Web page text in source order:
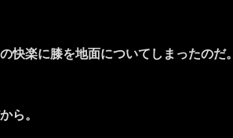
楽に膝を地面についてしまったのだ。
ら。